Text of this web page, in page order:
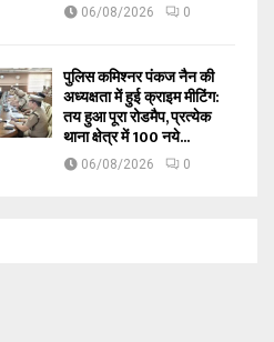
06/08/2026 0
पुलिस कमिश्नर पंकज नैन की
अध्यक्षता में हुई क्राइम मीटिंग:
तय हुआ पूरा रोडमैप, प्रत्येक
थाना क्षेत्र में 100 नये...
06/08/2026 0